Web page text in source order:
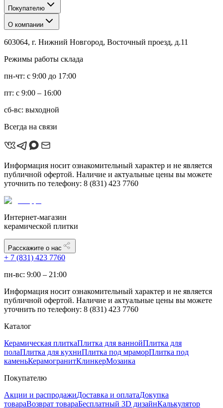
Покупателю
О компании
603064, г. Нижний Новгород, Восточный проезд, д.11
Режимы работы склада
пн-чт: с 9:00 до 17:00
пт: с 9:00 – 16:00
сб-вс: выходной
Всегда на связи
Информация носит ознакомительный характер и не является
публичной офертой. Наличие и актуальные цены вы можете
уточнить по телефону: 8 (831) 423 7760
Интернет-магазин
керамической плитки
Расскажите о нас
+ 7 (831) 423 7760
пн-вс: 9:00 – 21:00
Информация носит ознакомительный характер и не является
публичной офертой. Наличие и актуальные цены вы можете
уточнить по телефону: 8 (831) 423 7760
Каталог
Керамическая плиткаПлитка для ваннойПлитка для
полаПлитка для кухниПлитка под мраморПлитка под
каменьКерамогранитКлинкерМозаика
Покупателю
Акции и распродажиДоставка и оплатаДокупка
товараВозврат товараБесплатный 3D дизайнКалькулятор